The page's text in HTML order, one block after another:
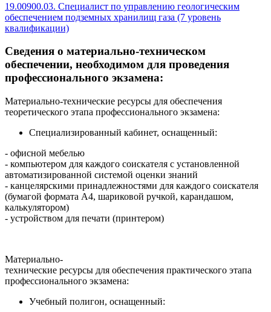
19.00900.03. Специалист по управлению геологическим
обеспечением подземных хранилищ газа (7 уровень
квалификации)
Сведения о материально-техническом
обеспечении, необходимом для проведения
профессионального экзамена:
Материально-технические ресурсы для обеспечения
теоретического этапа профессионального экзамена:
Специализированный кабинет, оснащенный:
- офисной мебелью
- компьютером для каждого соискателя с установленной
автоматизированной системой оценки знаний
- канцелярскими принадлежностями для каждого соискателя
(бумагой формата А4, шариковой ручкой, карандашом,
калькулятором)
- устройством для печати (принтером)
Материально-
технические ресурсы для обеспечения практического этапа
профессионального экзамена:
Учебный полигон, оснащенный: